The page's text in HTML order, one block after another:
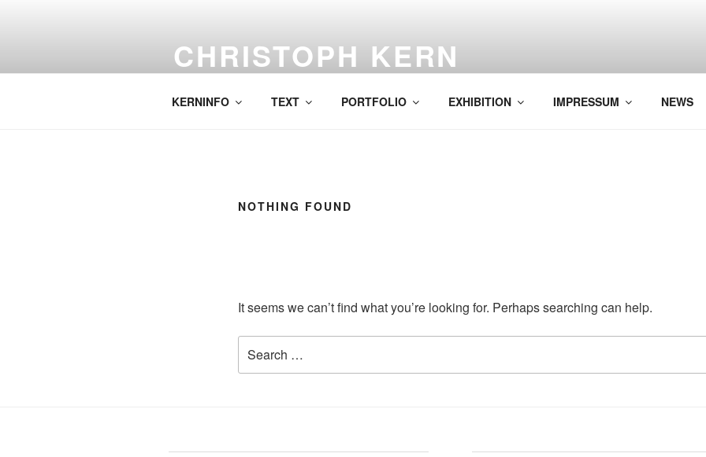
CHRISTOPH KERN
KERNINFO TEXT PORTFOLIO EXHIBITION IMPRESSUM NEWS
NOTHING FOUND
It seems we can’t find what you’re looking for. Perhaps searching can help.
Search
for: